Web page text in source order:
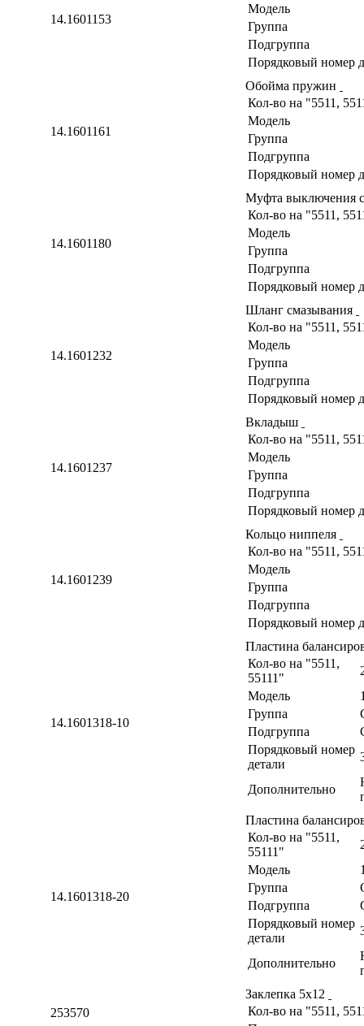
14.1601153
Модель
Группа
Подгруппа
Порядковый номер
14.1601161
Обойма пружин
Кол-во на "5511,
Модель
Группа
Подгруппа
Порядковый номер
14.1601180
Муфта выключения
Кол-во на "5511,
Модель
Группа
Подгруппа
Порядковый номер
14.1601232
Шланг смазывания
Кол-во на "5511,
Модель
Группа
Подгруппа
Порядковый номер
14.1601237
Вкладыш
Кол-во на "5511,
Модель
Группа
Подгруппа
Порядковый номер
14.1601239
Кольцо ниппеля
Кол-во на "5511,
Модель
Группа
Подгруппа
Порядковый номер
14.1601318-10
Пластина
Кол-во на "5511,
55111"
Модель
Группа
Подгруппа
Порядковый номер
детали
Дополнительно
14.1601318-20
Пластина
Кол-во на "5511,
55111"
Модель
Группа
Подгруппа
Порядковый номер
детали
Дополнительно
253570
Заклепка 5х12
Кол-во на "5511,